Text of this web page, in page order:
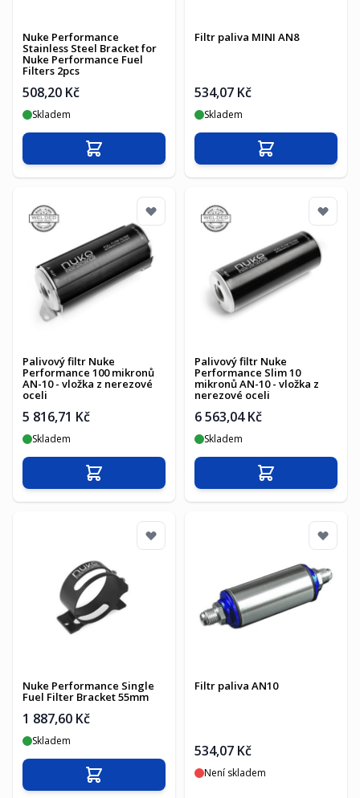
Nuke Performance
Stainless Steel Bracket for
Nuke Performance Fuel
Filters 2pcs
508,20 Kč
Skladem
Přidat do košíku
Filtr paliva MINI AN8
534,07 Kč
Skladem
Přidat do košíku
Palivový filtr Nuke
Performance 100 mikronů
AN-10 - vložka z nerezové
oceli
5 816,71 Kč
Skladem
Přidat do košíku
Palivový filtr Nuke
Performance Slim 10
mikronů AN-10 - vložka z
nerezové oceli
6 563,04 Kč
Skladem
Přidat do košíku
Nuke Performance Single
Fuel Filter Bracket 55mm
1 887,60 Kč
Skladem
Přidat do košíku
Filtr paliva AN10
534,07 Kč
Není skladem